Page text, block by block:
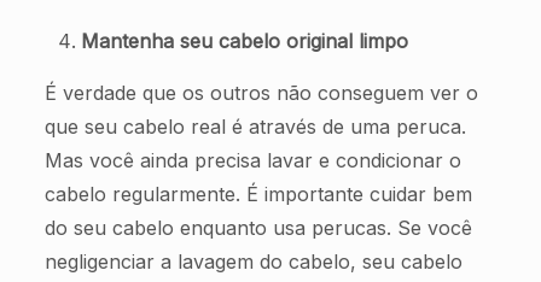
Mantenha seu cabelo original limpo
É verdade que os outros não conseguem ver o
que seu cabelo real é através de uma peruca.
Mas você ainda precisa lavar e condicionar o
cabelo regularmente. É importante cuidar bem
do seu cabelo enquanto usa perucas. Se você
negligenciar a lavagem do cabelo, seu cabelo